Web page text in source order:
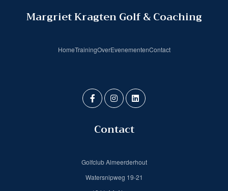
Margriet Kragten Golf & Coaching
HomeTrainingOverEvenementenContact
Contact
Golfclub Almeerderhout
Watersnipweg 19-21